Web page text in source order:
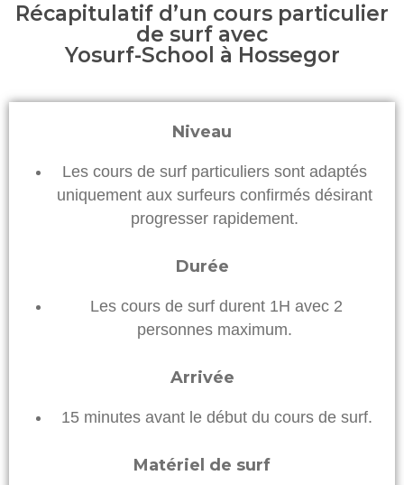
Récapitulatif d’un cours particulier
de surf avec
Yosurf-School à Hossegor
Niveau
Les cours de surf particuliers sont adaptés
uniquement aux surfeurs confirmés désirant
progresser rapidement.
Durée
Les cours de surf durent 1H avec 2
personnes maximum.
Arrivée
15 minutes avant le début du cours de surf.
Matériel de surf